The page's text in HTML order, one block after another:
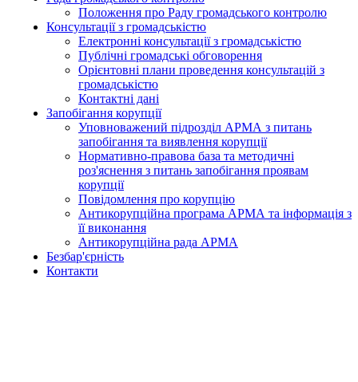
Положення про Раду громадського контролю
Консультації з громадськістю
Електронні консультації з громадськістю
Публічні громадські обговорення
Орієнтовні плани проведення консультацій з
громадськістю
Контактні дані
Запобігання корупції
Уповноважений підрозділ АРМА з питань
запобігання та виявлення корупції
Нормативно-правова база та методичні
роз'яснення з питань запобігання проявам
корупції
Повідомлення про корупцію
Антикорупційна програма АРМА та інформація з
її виконання
Антикорупційна рада АРМА
Безбар'єрність
Контакти